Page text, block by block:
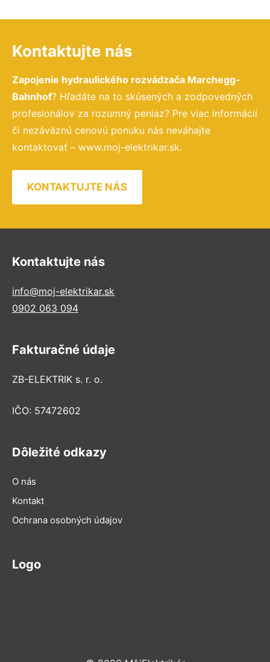
Kontaktujte nás
Zapojenie hydraulického rozvádzača Marchegg-
Bahnhof? Hľadáte na to skúsených a zodpovedných
profesionálov za rozumný peniaz? Pre viac informácií
či nezáväznú cenovú ponuku nás neváhajte
kontaktovať – www.moj-elektrikar.sk.
KONTAKTUJTE NÁS
Kontaktujte nás
info@moj-elektrikar.sk
0902 063 094
Fakturačné údaje
ZB-ELEKTRIK s. r. o.
IČO: 57472602
Dôležité odkazy
O nás
Kontakt
Ochrana osobných údajov
Logo